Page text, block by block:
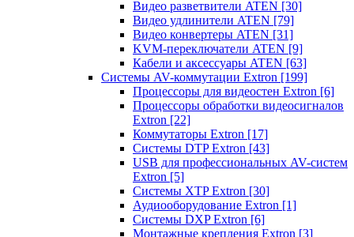
Видео разветвители ATEN [30]
Видео удлинители ATEN [79]
Видео конвертеры ATEN [31]
KVM-переключатели ATEN [9]
Кабели и аксессуары ATEN [63]
Системы AV-коммутации Extron [199]
Процессоры для видеостен Extron [6]
Процессоры обработки видеосигналов
Extron [22]
Коммутаторы Extron [17]
Системы DTP Extron [43]
USB для профессиональных AV-систем
Extron [5]
Системы XTP Extron [30]
Аудиооборудование Extron [1]
Системы DXP Extron [6]
Монтажные крепления Extron [3]